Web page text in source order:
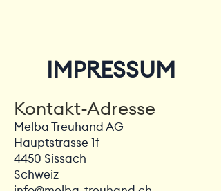
IMPRESSUM
Kontakt-Adresse
Melba Treuhand AG
Hauptstrasse 1f
4450 Sissach
Schweiz